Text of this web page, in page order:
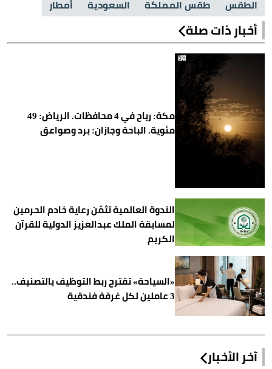
الطقس طقس المملكة السعودية أمطار
أخبار ذات صلة
مكة: رياح في 4 محافظات. الرياض: 49
مئوية. الباحة وجازان: برد وصواعق
الندوة العالمية تثمّن رعاية خادم الحرمين
لمسابقة الملك عبدالعزيز الدولية للقرآن
الكريم
«السياحة» تقترح ربط التوظيف بالتصنيف..
3 عاملين لكل غرفة فندقية
آخر الأخبار